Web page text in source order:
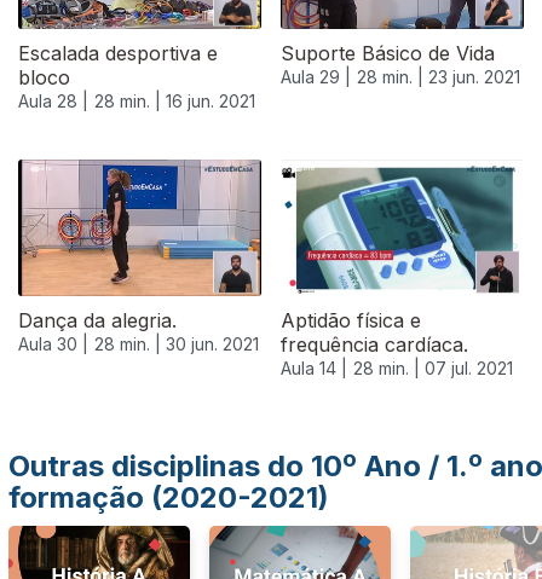
Escalada desportiva e
bloco
Aula 28 | 28 min. | 16 jun. 2021
Suporte Básico de Vida
Aula 29 | 28 min. | 23 jun. 2021
Dança da alegria.
Aula 30 | 28 min. | 30 jun. 2021
Aptidão física e
frequência cardíaca.
Aula 14 | 28 min. | 07 jul. 2021
555908
Outras disciplinas do 10º Ano / 1.º ano
formação (2020-2021)